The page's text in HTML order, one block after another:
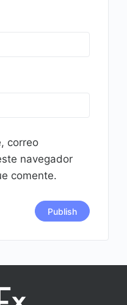
correo
navegador
comente.